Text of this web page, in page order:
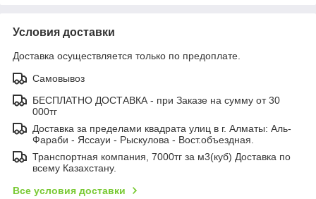
Условия доставки
Доставка осуществляется только по предоплате.
Самовывоз
БЕСПЛАТНО ДОСТАВКА - при Заказе на сумму от 30
000тг
Доставка за пределами квадрата улиц в г. Алматы: Аль-
Фараби - Яссауи - Рыскулова - Вост.объездная.
Транспортная компания, 7000тг за м3(куб) Доставка по
всему Казахстану.
Все условия доставки